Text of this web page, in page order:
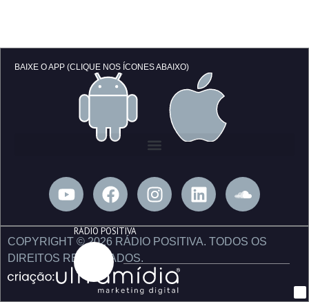
BAIXE O APP (CLIQUE NOS ÍCONES ABAIXO)
Y
o
t
u
b
e
F
a
e
b
o
o
I
n
t
g
r
L
i
k
d
S
o
n
c
COPYRIGHT © 2026 RÁDIO POSITIVA. TODOS OS
DIREITOS RESERVADOS.
RÁDIO POSITIVA